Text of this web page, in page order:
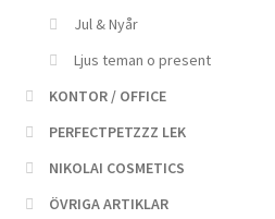
Jul & Nyår
Ljus teman o present
KONTOR / OFFICE
PERFECTPETZZZ LEK
NIKOLAI COSMETICS
ÖVRIGA ARTIKLAR